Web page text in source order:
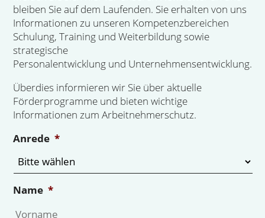
bleiben Sie auf dem Laufenden. Sie erhalten von uns
Informationen zu unseren Kompetenzbereichen
Schulung, Training und Weiterbildung sowie
strategische
Personalentwicklung und Unternehmensentwicklung.
Überdies informieren wir Sie über aktuelle
Förderprogramme und bieten wichtige
Informationen zum Arbeitnehmerschutz.
Anrede *
Name *